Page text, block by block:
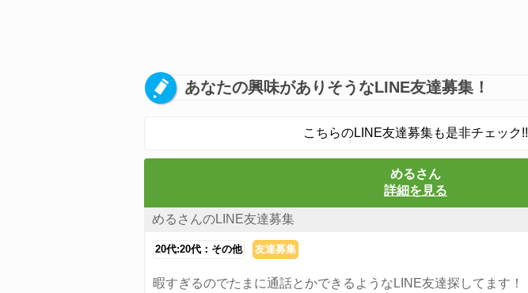
あなたの興味がありそうなLINE友達募集！
こちらのLINE友達募集も是非チェック!!
めるさん
詳細を見る
めるさんのLINE友達募集
20代:20代：その他 友達募集
暇すぎるのでたまに通話とかできるようなLINE友達探してます！